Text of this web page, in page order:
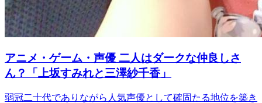
アニメ・ゲーム・声優 二人はダークな仲良しさ
ん？「上坂すみれと三澤紗千香」
弱冠二十代でありながら人気声優として確固たる地位を築き